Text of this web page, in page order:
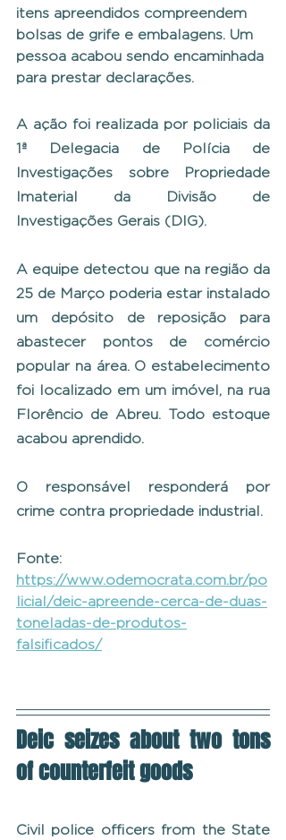
itens apreendidos compreendem
bolsas de grife e embalagens. Um
pessoa acabou sendo encaminhada
para prestar declarações.
A ação foi realizada por policiais da
1ª Delegacia de Polícia de
Investigações sobre Propriedade
Imaterial da Divisão de
Investigações Gerais (DIG).
A equipe detectou que na região da
25 de Março poderia estar instalado
um depósito de reposição para
abastecer pontos de comércio
popular na área. O estabelecimento
foi localizado em um imóvel, na rua
Florêncio de Abreu. Todo estoque
acabou aprendido.
O responsável responderá por
Fonte:
https://www.odemocrata.com.br/po
licial/deic-apreende-cerca-de-duas-
toneladas-de-produtos-
falsificados/
Deic seizes about two tons
of counterfeit goods
Civil police officers from the State